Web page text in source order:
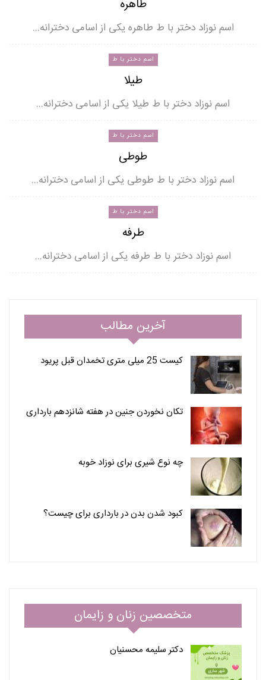
طاهره
اسم نوزاد دختر با ط طاهره یکی از اسامی دخترانه…
اسم دختر با ط
طیلا
اسم نوزاد دختر با ط طیلا یکی از اسامی دخترانه…
اسم دختر با ط
طوطی
اسم نوزاد دختر با ط طوطی یکی از اسامی دخترانه…
اسم دختر با ط
طرفه
اسم نوزاد دختر با ط طرفه یکی از اسامی دخترانه…
آخرین مطالب
کیست 25 میلی متری تخمدان قبل پریود
تکان نخوردن جنین در هفته شانزدهم بارداری
چه نوع شیری برای نوزاد خوبه
کبود شدن بدن در بارداری برای چیست؟
متخصصین زنان و زایمان
دکتر سلیمه محسنیان